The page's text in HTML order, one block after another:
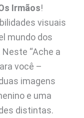
Irmãos!
visuais
mundo dos
“Ache a
você –
imagens
e uma
distintas.